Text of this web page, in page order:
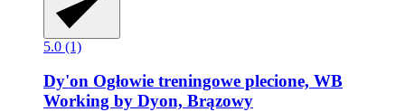
5.0 (1)
Dy'on Ogłowie treningowe plecione, WB
Working by Dyon, Brązowy